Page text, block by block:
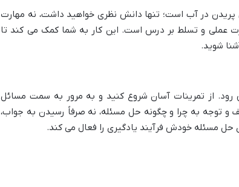
پریدن در آب است؛ تنها دانش نظری خواهید داشت، نه مهارت
عملی و تسلط بر درس است. این کار به شما کمک می کند تا
شوید.
از تمرینات آسان شروع کنید و به مرور به سمت مسائل
توجه به چرا و چگونه حل مسئله، نه صرفاً رسیدن به جواب،
حل مسئله خودش فرآیند یادگیری را فعال می کند.